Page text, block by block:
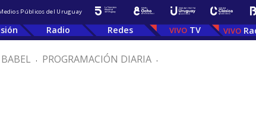
Públicos del Uruguay
Radio Redes TV
. PROGRAMACIÓN DIARIA .